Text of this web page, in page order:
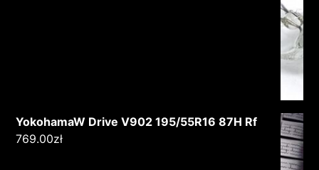
YokohamaW Drive V902 195/55R16 87H Rf
769.00zł